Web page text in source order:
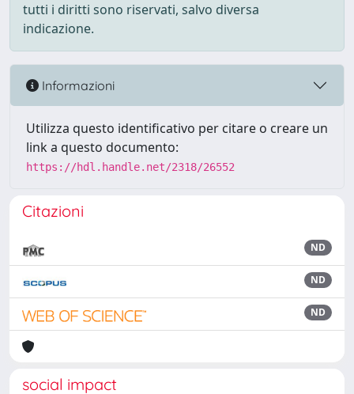
tutti i diritti sono riservati, salvo diversa
indicazione.
Informazioni
Utilizza questo identificativo per citare o creare un
link a questo documento:
https://hdl.handle.net/2318/26552
Citazioni
ND
ND
ND
social impact